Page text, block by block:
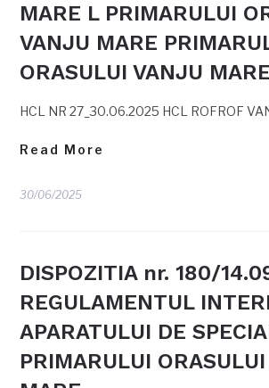
MARE L PRIMARULUI
VANJU MARE
ORASULUI VANJU
HCL NR 27_30.06.2025 HCL ROFROF
Read More
30/06/2025
DISPOZITIA nr. 180/
REGULAMENTUL
APARATULUI DE
PRIMARULUI